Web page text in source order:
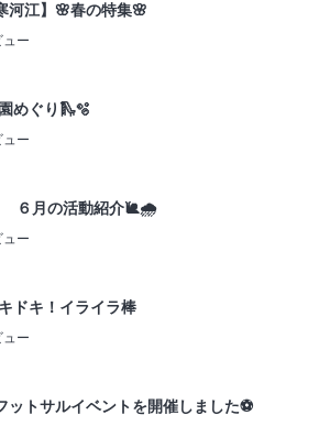
河江】🌸春の特集🌸
ュー
めぐり🛝🫧
ュー
６月の活動紹介🐌🌧️
ュー
ドキ！イライラ棒
ュー
トサルイベントを開催しました⚽️